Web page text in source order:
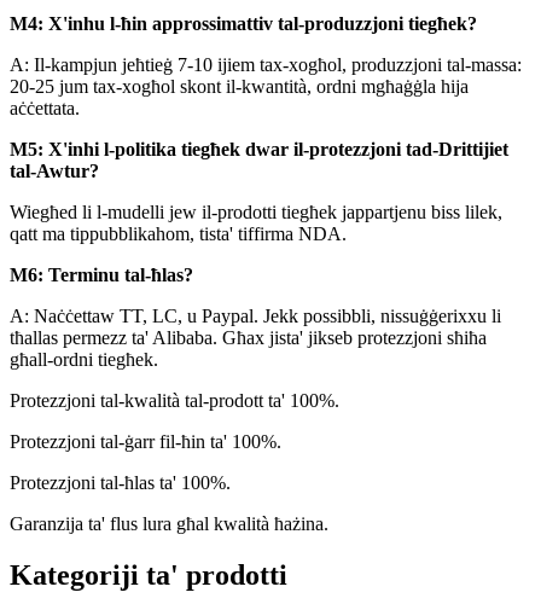
M4: X'inhu l-ħin approssimattiv tal-produzzjoni tiegħek?
A: Il-kampjun jeħtieġ 7-10 ijiem tax-xogħol, produzzjoni tal-massa:
20-25 jum tax-xogħol skont il-kwantità, ordni mgħaġġla hija
aċċettata.
M5: X'inhi l-politika tiegħek dwar il-protezzjoni tad-Drittijiet
tal-Awtur?
Wiegħed li l-mudelli jew il-prodotti tiegħek jappartjenu biss lilek,
qatt ma tippubblikahom, tista' tiffirma NDA.
M6: Terminu tal-ħlas?
A: Naċċettaw TT, LC, u Paypal. Jekk possibbli, nissuġġerixxu li
tħallas permezz ta' Alibaba. Għax jista' jikseb protezzjoni sħiħa
għall-ordni tiegħek.
Protezzjoni tal-kwalità tal-prodott ta' 100%.
Protezzjoni tal-ġarr fil-ħin ta' 100%.
Protezzjoni tal-ħlas ta' 100%.
Garanzija ta' flus lura għal kwalità ħażina.
Kategoriji ta' prodotti